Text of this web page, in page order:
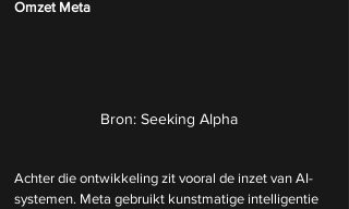
Omzet Meta
Bron: Seeking Alpha
Achter die ontwikkeling zit vooral de inzet van AI-
systemen. Meta gebruikt kunstmatige intelligentie